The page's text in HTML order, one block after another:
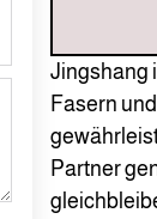
Jingshang
Fasern
Partner